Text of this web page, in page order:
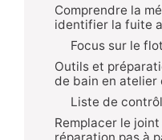
Comprendre la
identifier la fuite
Focus sur le
Outils et
de bain en atelier
Liste de
Remplacer le
réparation pas à